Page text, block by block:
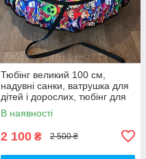
Тюбінг великий 100 см,
надувні санки, ватрушка для
дітей і дорослих, тюбінг для
катання на гірці
В наявності
2 100 ₴ 2 500 ₴